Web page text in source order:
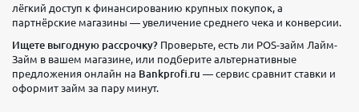
лёгкий доступ к финансированию крупных покупок, а
партнёрские магазины — увеличение среднего чека и конверсии.
Ищете выгодную рассрочку? Проверьте, есть ли POS-займ Лайм-
Займ в вашем магазине, или подберите альтернативные
предложения онлайн на Bankprofi.ru — сервис сравнит ставки и
оформит займ за пару минут.